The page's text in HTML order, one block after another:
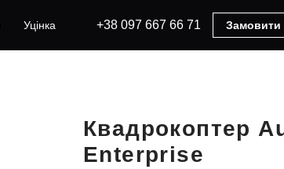
Уцінка +38 097 667 66 71 Замовити
Квадрокоптер
Enterprise